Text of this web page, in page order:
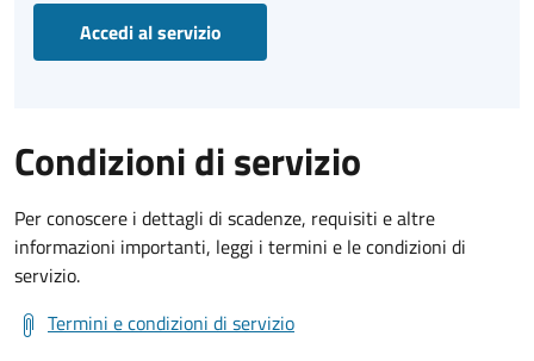
Accedi al servizio
Condizioni di servizio
Per conoscere i dettagli di scadenze, requisiti e altre
informazioni importanti, leggi i termini e le condizioni di
servizio.
Termini e condizioni di servizio